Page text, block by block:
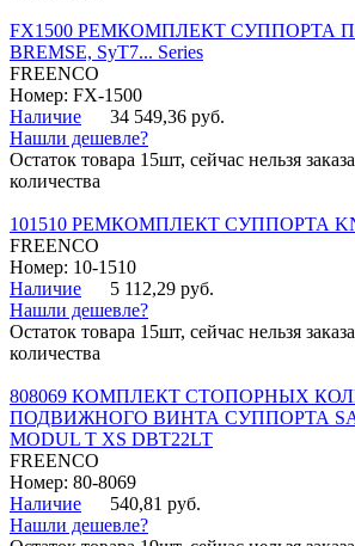
FX1500 РЕМКОМПЛЕКТ СУППОРТА
BREMSE, SyT7... Series
FREENCO
Номер: FX-1500
Наличие
34 549,36 руб.
Нашли дешевле?
Остаток товара 15шт, сейчас нельзя
количества
101510 РЕМКОМПЛЕКТ СУППОРТА
FREENCO
Номер: 10-1510
Наличие
5 112,29 руб.
Нашли дешевле?
Остаток товара 15шт, сейчас нельзя
количества
808069 КОМПЛЕКТ СТОПОРНЫХ
ПОДВИЖНОГО ВИНТА СУППОРТА
MODUL T XS DBT22LT
FREENCO
Номер: 80-8069
Наличие
540,81 руб.
Нашли дешевле?